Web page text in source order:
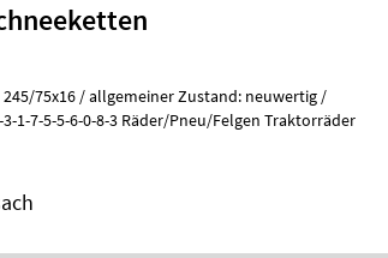
245/75x16 / allgemeiner Zustand: neuwertig /
1-7-5-5-6-0-8-3 Räder/Pneu/Felgen Traktorräder